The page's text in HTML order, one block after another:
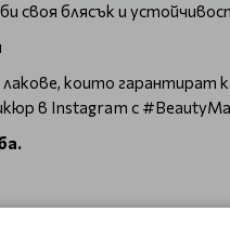
своя блясък и
лакове, които
в Instagram с